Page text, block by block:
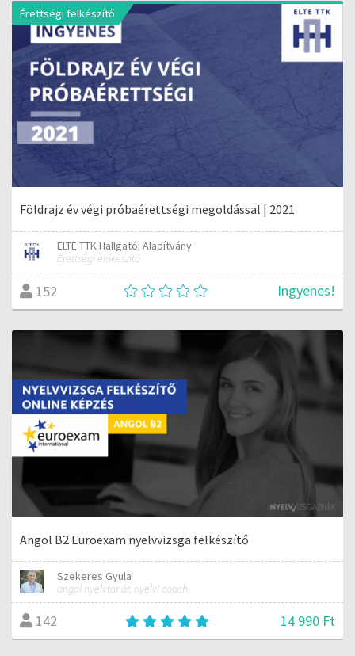
Érettségi felkészítő
Földrajz év végi próbaérettségi megoldással | 2021
ELTE TTK Hallgatói Alapítvány
Érettségi előkészítő
152 Ingyenes!
Angol B2 Euroexam nyelvvizsga felkészítő
Szekeres Gyula
angol nyelvtanár, nyelvi coach
142 14 990 Ft